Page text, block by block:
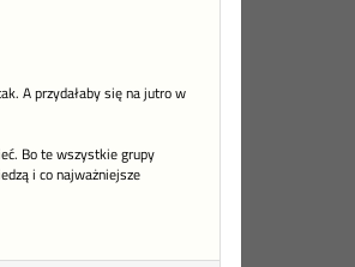
A przydałaby się na jutro w
Bo te wszystkie grupy
i co najważniejsze